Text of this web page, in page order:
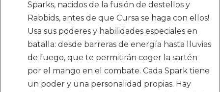
Sparks, nacidos de la fusión de destellos y
Rabbids, antes de que Cursa se haga con ellos!
Usa sus poderes y habilidades especiales en
batalla: desde barreras de energía hasta lluvias
de fuego, que te permitirán coger la sartén
por el mango en el combate. Cada Spark tiene
un poder y una personalidad propias. Hay